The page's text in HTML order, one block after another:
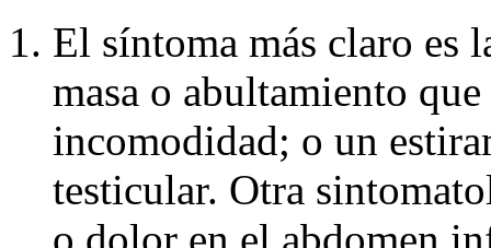
El síntoma más claro es
masa o abultamiento
incomodidad; o un
testicular. Otra
o dolor en el abdomen